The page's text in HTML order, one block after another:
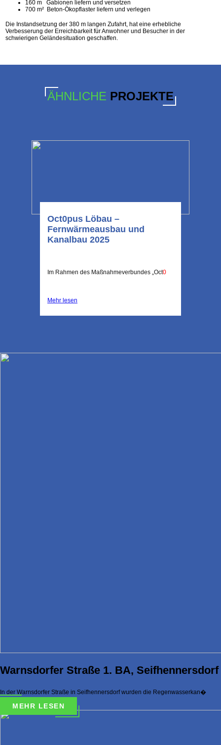
160 m Gabionen liefern und versetzen
700 m² Beton-Ökopflaster liefern und verlegen
Die Instandsetzung der 380 m langen Zufahrt, hat eine erhebliche
Verbesserung der Erreichbarkeit für Anwohner und Besucher in der
schwierigen Geländesituation geschaffen.
ÄHNLICHE PROJEKTE
Oct0pus Löbau –
Fernwärmeausbau und
Kanalbau 2025
Im Rahmen des Maßnahmeverbundes „Oct0
Mehr lesen
Warnsdorfer Straße 1. BA, Seifhennersdorf
In der Warnsdorfer Straße in Seifhennersdorf wurden die Regenwasserkan�
MEHR LESEN